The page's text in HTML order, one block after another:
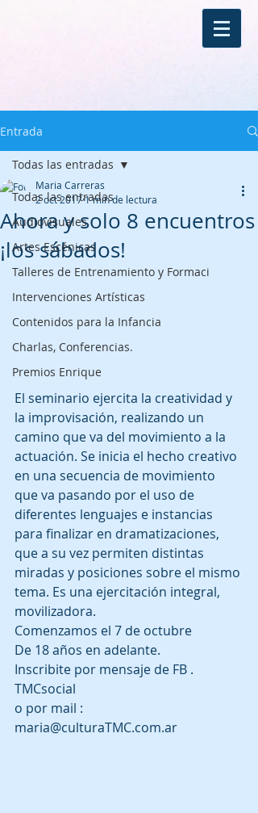
Entrada
Todas las entradas
Audiovisuales
Artes Escénicas
Talleres de Entrenamiento y Formaci
Intervenciones Artísticas
Contenidos para la Infancia
Charlas, Conferencias.
Premios Enrique
Todas las entradas
Ahora y solo 8 encuentros
¡los sábados!
Maria Carreras
2 oct 20171 min de lectura
El seminario ejercita la creatividad y
la improvisación, realizando un
camino que va del movimiento a la
actuación. Se inicia el hecho creativo
en una secuencia de movimiento
que va pasando por el uso de
diferentes lenguajes e instancias
para finalizar en dramatizaciones,
que a su vez permiten distintas
miradas y posiciones sobre el mismo
tema. Es una ejercitación integral,
movilizadora.
Comenzamos el 7 de octubre
De 18 años en adelante.
Inscribite por mensaje de FB .
TMCsocial
o por mail :
maria@culturaTMC.com.ar